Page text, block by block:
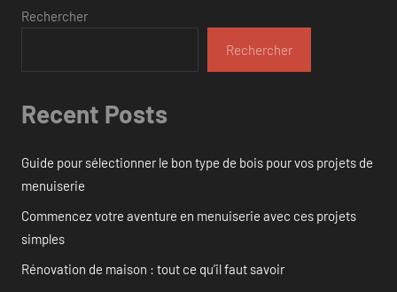
Rechercher
Rechercher
Recent Posts
Guide pour sélectionner le bon type de bois pour vos projets de
menuiserie
Commencez votre aventure en menuiserie avec ces projets
simples
Rénovation de maison : tout ce qu’il faut savoir